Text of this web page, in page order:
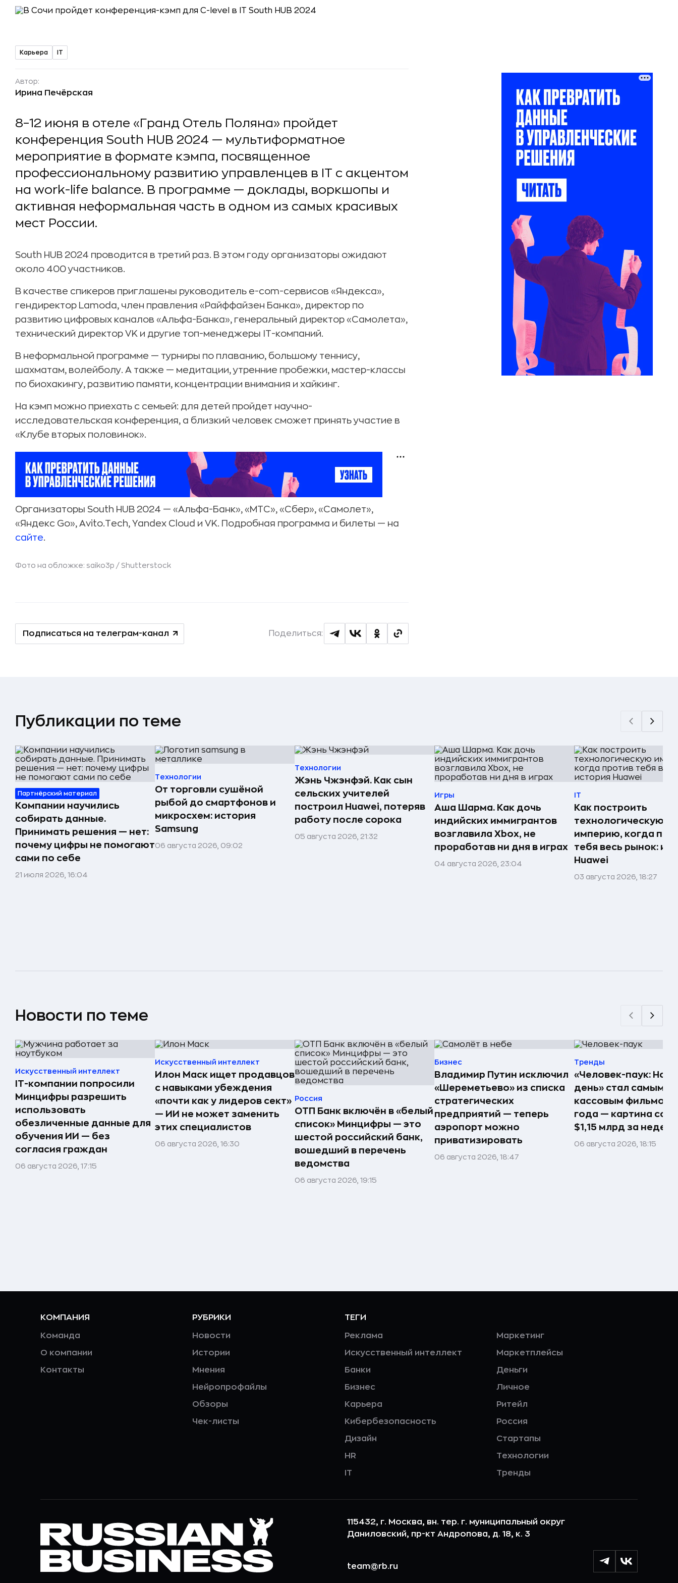
Карьера IT
Автор:
Ирина Печёрская
8–12 июня в отеле «Гранд Отель Поляна» пройдет
конференция South HUB 2024 — мультиформатное
мероприятие в формате кэмпа, посвященное
профессиональному развитию управленцев в IT с акцентом
на work-life balance. В программе — доклады, воркшопы и
активная неформальная часть в одном из самых красивых
мест России.
South HUB 2024 проводится в третий раз. В этом году организаторы ожидают
около 400 участников.
В качестве спикеров приглашены руководитель e-com-сервисов «Яндекса»,
гендиректор Lamoda, член правления «Райффайзен Банка», директор по
развитию цифровых каналов «Альфа-Банка», генеральный директор «Самолета»,
технический директор VK и другие топ-менеджеры IТ-компаний.
В неформальной программе — турниры по плаванию, большому теннису,
шахматам, волейболу. А также — медитации, утренние пробежки, мастер-классы
по биохакингу, развитию памяти, концентрации внимания и хайкинг.
На кэмп можно приехать с семьей: для детей пройдет научно-
исследовательская конференция, а близкий человек сможет принять участие в
«Клубе вторых половинок».
Организаторы South HUB 2024 — «Альфа-Банк», «МТС», «Сбер», «Самолет»,
«Яндекс Go», Avito.Tech, Yandex Cloud и VK. Подробная программа и билеты — на
сайте.
Фото на обложке: saiko3p / Shutterstock
Подписаться на телеграм-канал Поделиться:
Публикации по теме
Партнёрский материал
Компании научились
собирать данные.
Принимать решения — нет:
почему цифры не помогают
сами по себе
21 июля 2026, 16:04
Технологии
От торговли сушёной
рыбой до смартфонов и
микросхем: история
Samsung
06 августа 2026, 09:02
Технологии
Жэнь Чжэнфэй. Как сын
сельских учителей
построил Huawei, потеряв
работу после сорока
05 августа 2026, 21:32
Игры
Аша Шарма. Как дочь
индийских иммигрантов
возглавила Xbox, не
проработав ни дня в играх
04 августа 2026, 23:04
IT
Как построить
технологическую
империю, когда
тебя весь рынок:
Huawei
03 августа 2026, 18:27
Новости по теме
Искусственный интеллект
IT-компании попросили
Минцифры разрешить
использовать
обезличенные данные для
обучения ИИ — без
согласия граждан
06 августа 2026, 17:15
Искусственный интеллект
Илон Маск ищет продавцов
с навыками убеждения
«почти как у лидеров сект»
— ИИ не может заменить
этих специалистов
06 августа 2026, 16:30
Россия
ОТП Банк включён в «белый
список» Минцифры — это
шестой российский банк,
вошедший в перечень
ведомства
06 августа 2026, 19:15
Бизнес
Владимир Путин исключил
«Шереметьево» из списка
стратегических
предприятий — теперь
аэропорт можно
приватизировать
06 августа 2026, 18:47
Тренды
«Человек-паук:
день» стал самым
кассовым фильмом
года — картина
$1,15 млрд за
06 августа 2026, 18:15
КОМПАНИЯ
Команда
О компании
Контакты
РУБРИКИ
Новости
Истории
Мнения
Нейропрофайлы
Обзоры
Чек-листы
ТЕГИ
Реклама
Искусственный интеллект
Банки
Бизнес
Карьера
Кибербезопасность
Дизайн
HR
IT
Маркетинг
Маркетплейсы
Деньги
Личное
Ритейл
Россия
Стартапы
Технологии
Тренды
115432, г. Москва, вн. тер. г. муниципальный округ
Даниловский, пр-кт Андропова, д. 18, к. 3
team@rb.ru